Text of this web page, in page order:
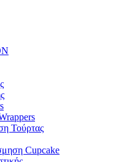
Τούρτας
Cupcake